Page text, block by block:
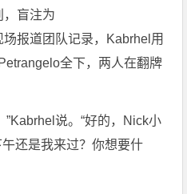
，盲注为
报道团队记录，Kabrhel用
全下，两人在翻牌
”Kabrhel说。“好的，Nick小
还是我来过？你想要什